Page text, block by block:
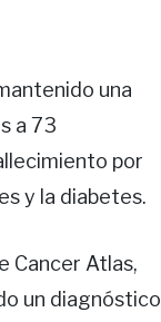
una
a 73
por
y la diabetes.
Cancer Atlas,
un diagnóstico